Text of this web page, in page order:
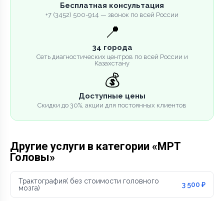
Бесплатная консультация
+7 (3452) 500-914 — звонок по всей России
📍
34 города
Сеть диагностических центров по всей России и
Казахстану
💰
Доступные цены
Скидки до 30%, акции для постоянных клиентов
Другие услуги в категории «МРТ
Головы»
Трактография( без стоимости головного
мозга)
3 500 ₽